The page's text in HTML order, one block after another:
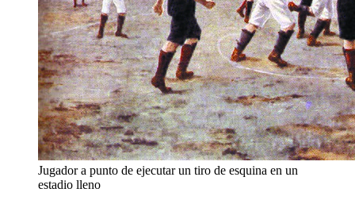
Jugador a punto de ejecutar un tiro de esquina en un
estadio lleno